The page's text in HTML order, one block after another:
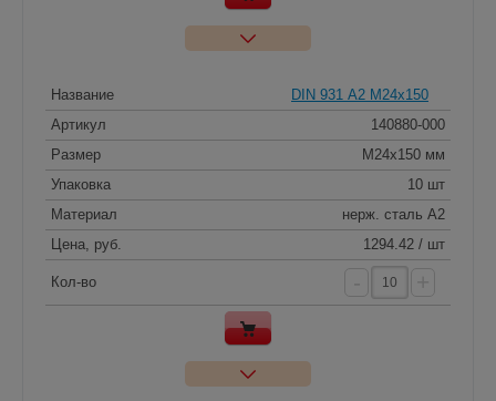
Название
DIN 931 А2 M24x150
Артикул
140880-000
Размер
M24x150 мм
Упаковка
10 шт
Материал
нерж. сталь A2
Цена, руб.
1294.42 / шт
Кол-во